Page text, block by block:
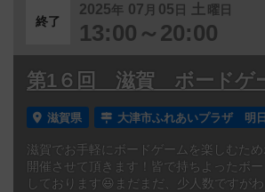
終了
2025年 07 月 05 日 土 曜日
13:00～20:00
第1６回 滋賀 ボードゲ
滋賀県 大津市ふれあいプラザ 明
滋賀でお手軽にボードゲームを楽しむた
開催させて頂きます！皆で持ちよったボ
しております😆まだまだ、少人数ですが